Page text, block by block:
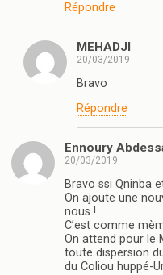
Répondre
MEHADJI
20/03/2019
Bravo
Répondre
Ennoury
20/03/2019
Bravo ssi Qninba
On ajoute une
nous !.
C’est comme
On attend pour le
toute dispersion
du Coliou huppé-